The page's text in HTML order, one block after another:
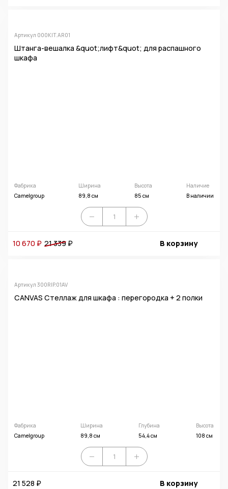
Артикул 000KIT.AR01
Штанга-вешалка &quot;лифт&quot; для распашного
шкафа
Фабрика
Camelgroup
Ширина
89,8 см
Высота
85 см
Наличие
В наличии
10 670 ₽ 21 339₽ В корзину
Артикул 300RIP.01AV
CANVAS Стеллаж для шкафа : перегородка + 2 полки
Фабрика
Camelgroup
Ширина
89,8 см
Глубина
54,4 см
Высота
108 см
21 528 ₽ В корзину